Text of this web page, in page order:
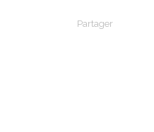
Partager